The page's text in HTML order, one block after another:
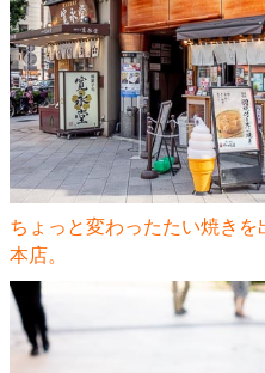
ちょっと変わったたい焼き
本店。